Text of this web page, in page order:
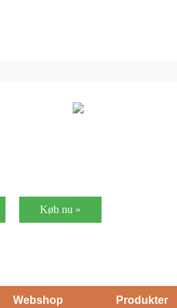
Køb nu »
Webshop Produkter